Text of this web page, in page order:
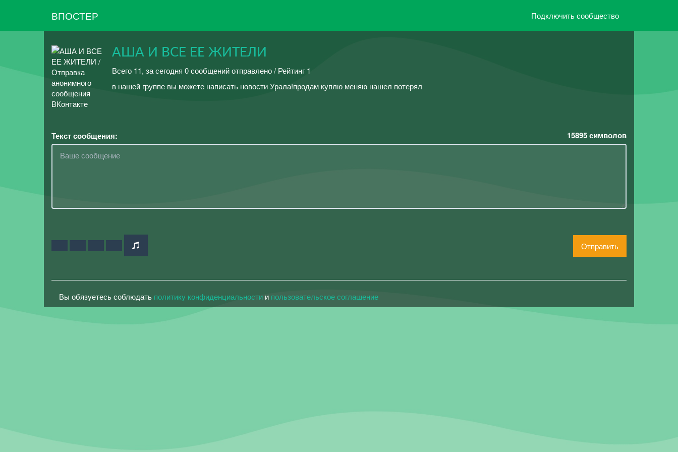
ВПОСТЕР Подключить сообщество
АША И ВСЕ ЕЕ ЖИТЕЛИ
Всего 11, за сегодня 0 сообщений отправлено / Рейтинг 1
в нашей группе вы можете написать новости Урала!продам куплю меняю нашел потерял
Текст сообщения: 15895символов
Отправить
Вы обязуетесь соблюдать политику конфиденциальности и пользовательское соглашение